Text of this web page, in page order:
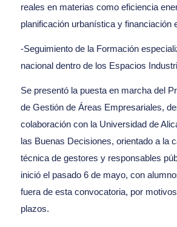
reales en materias como eficiencia
planificación urbanística y financiación
-Seguimiento de la Formación
nacional dentro de los Espacios
Se presentó la puesta en marcha del
de Gestión de Áreas Empresariales,
colaboración con la Universidad de
las Buenas Decisiones, orientado a la
técnica de gestores y responsables
inició el pasado 6 de mayo, con
fuera de esta convocatoria, por
plazos.